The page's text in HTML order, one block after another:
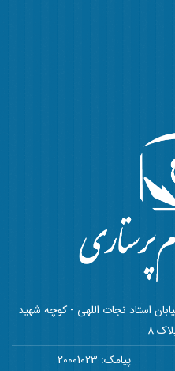
استاد نجات اللهی - کوچه شهید
8
پیامک: 20001023